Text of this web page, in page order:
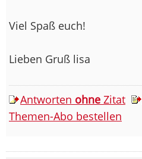
Viel Spaß euch!
Lieben Gruß lisa
Antworten ohne Zitat
Themen-Abo bestellen